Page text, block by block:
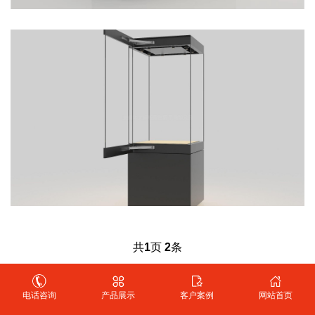
共1页 2条
Copyright @ 2011-2025 北京华艺恒辉展览展示有限公司 版权所有
电话咨询 产品展示 客户案例 网站首页